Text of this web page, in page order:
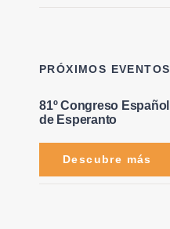
PRÓXIMOS EVENTOS
81º Congreso Español
de Esperanto
Descubre más